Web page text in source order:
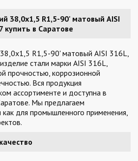
38,0х1,5 R1,5-90' матовый AISI
купить в Саратове
R1,5-90' матовый AISI 316L,
стали марки AISI 316L,
прочностью, коррозионной
Вся продукция
ассортименте и доступна в
Мы предлагаем
для промышленного применения,